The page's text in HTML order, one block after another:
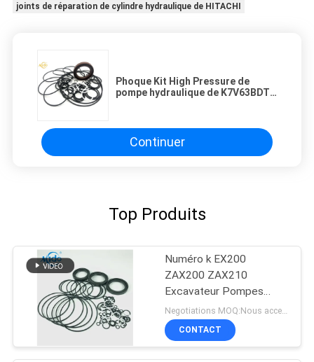
joints de réparation de cylindre hydraulique de HITACHI
Phoque Kit High Pressure de
pompe hydraulique de K7V63BDT
Continuer
Top Produits
Numéro k EX200
ZAX200 ZAX210
Excavateur Pompes
hydrauliques ensemble
de scellés haute
pression
CONTACT